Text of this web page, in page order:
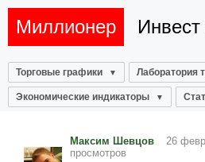
Миллионер
Торговые графики Лаборатория
Экономические индикаторы
Максим Шевцов 26
просмотров